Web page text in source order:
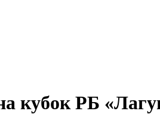
кубок РБ